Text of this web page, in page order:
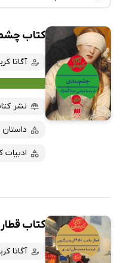
همه کتاب‌ها
کتاب‌های صوتی
کتاب‌های متنی
کتاب
آگاتا
نشر
ادبیات
کتاب قطار ساعت
آگاتا